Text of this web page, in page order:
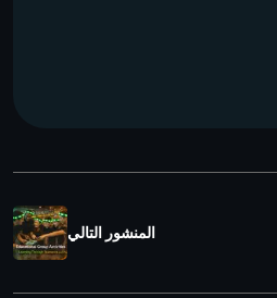
المنشور التالي